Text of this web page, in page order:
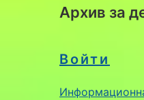
Архив за
Войти